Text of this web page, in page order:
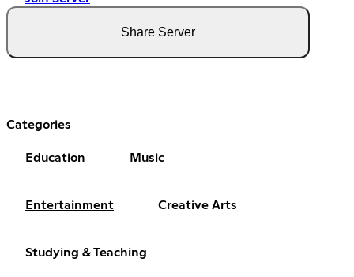
Share Server
Categories
Education Music
Entertainment Creative Arts
Studying & Teaching